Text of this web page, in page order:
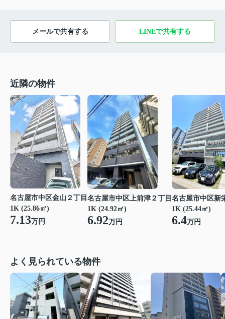
メールで共有する LINEで共有する
近隣の物件
名古屋市中区金山２丁目
1K (25.86㎡)
7.13万円
名古屋市中区上前津２丁目
1K (24.92㎡)
6.92万円
名古屋市中区新
1K (25.44㎡)
6.4万円
よく見られている物件